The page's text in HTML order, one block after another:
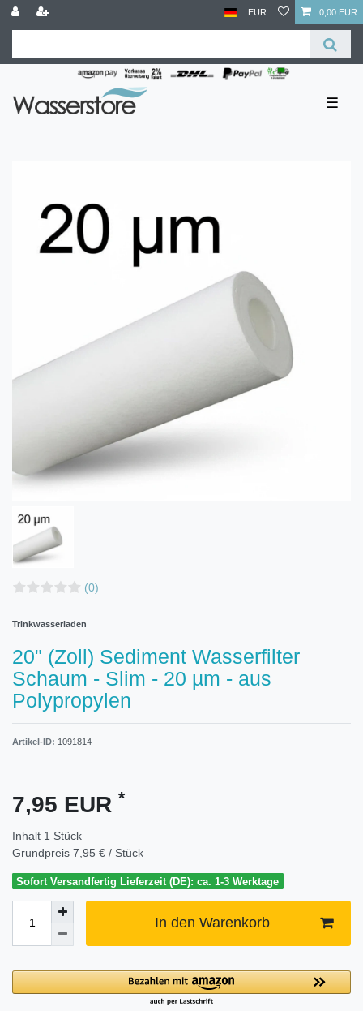
EUR 0,00 EUR
☰
(0)
Trinkwasserladen
20" (Zoll) Sediment Wasserfilter
Schaum - Slim - 20 µm - aus
Polypropylen
Artikel-ID: 1091814
7,95 EUR *
Inhalt 1 Stück
Grundpreis 7,95 € / Stück
Sofort Versandfertig Lieferzeit (DE): ca. 1-3 Werktage
In den Warenkorb